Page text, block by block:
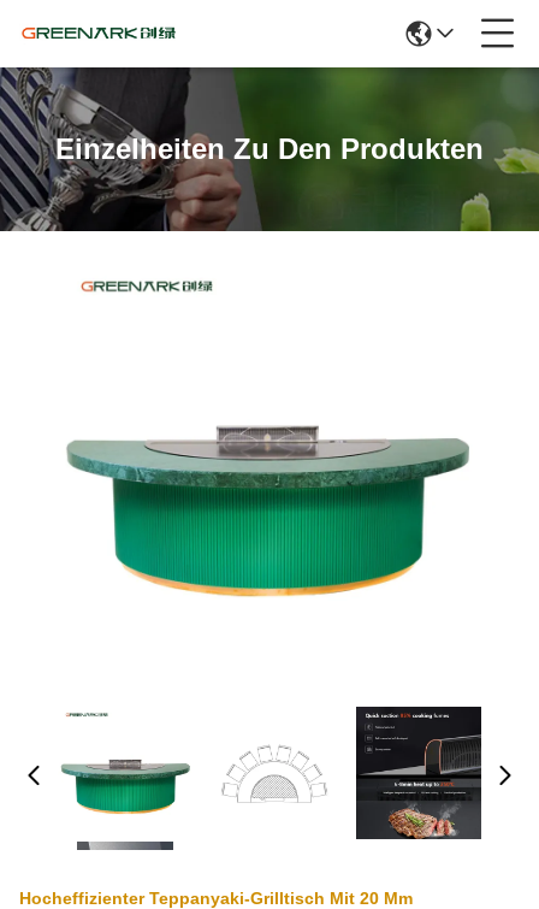
Einzelheiten Zu Den Produkten
Hocheffizienter Teppanyaki-Grilltisch Mit 20 Mm